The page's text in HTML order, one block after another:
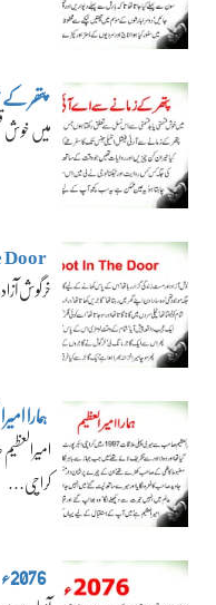
پتھر
میں خوش
خرگوش
ہمارا
کراچی…
2076ء